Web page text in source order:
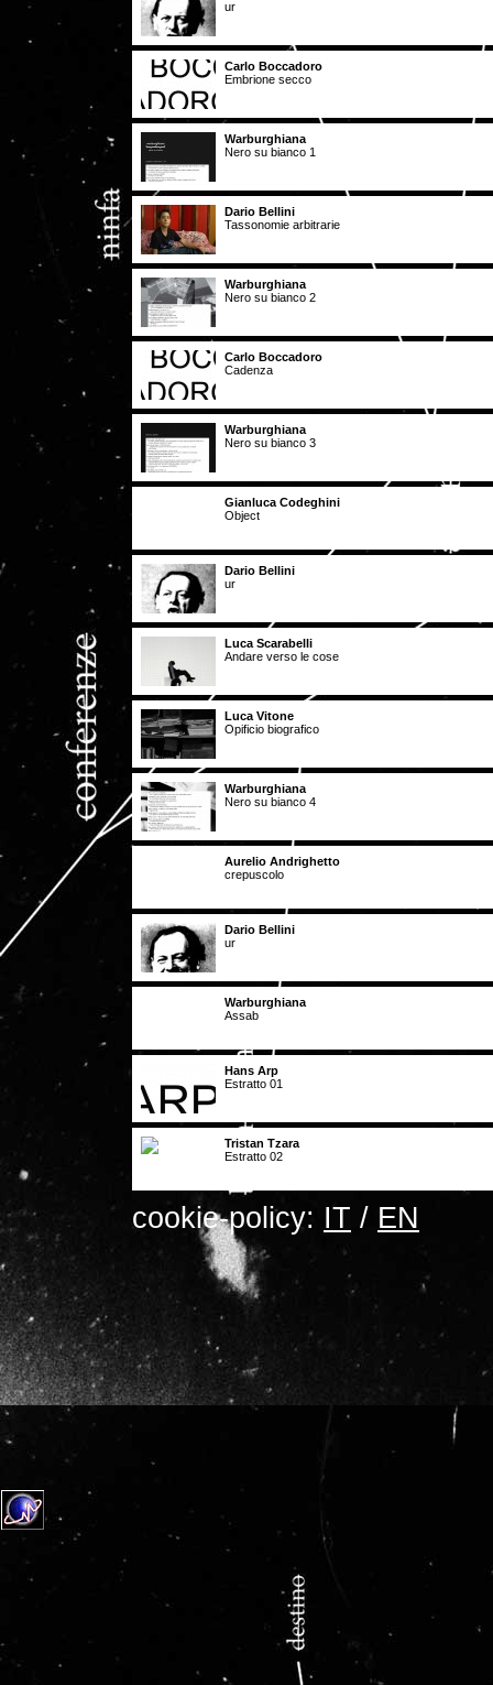
ur
Carlo Boccadoro
Embrione secco
Warburghiana
Nero su bianco 1
Dario Bellini
Tassonomie arbitrarie
Warburghiana
Nero su bianco 2
Carlo Boccadoro
Cadenza
Warburghiana
Nero su bianco 3
Gianluca Codeghini
Object
Dario Bellini
ur
Luca Scarabelli
Andare verso le cose
Luca Vitone
Opificio biografico
Warburghiana
Nero su bianco 4
Aurelio Andrighetto
crepuscolo
Dario Bellini
ur
Warburghiana
Assab
Hans Arp
Estratto 01
Tristan Tzara
Estratto 02
cookie-policy: IT / EN